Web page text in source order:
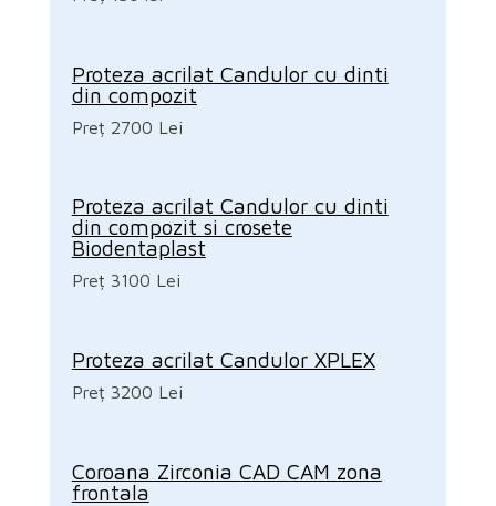
Proteza acrilat Candulor cu dinti
din compozit
Preț 2700 Lei
Proteza acrilat Candulor cu dinti
din compozit si crosete
Biodentaplast
Preț 3100 Lei
Proteza acrilat Candulor XPLEX
Preț 3200 Lei
Coroana Zirconia CAD CAM zona
frontala